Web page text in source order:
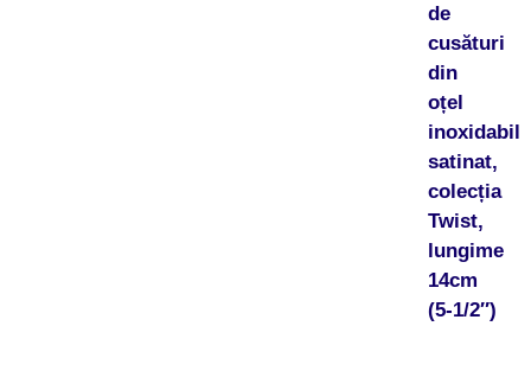
de
cusături
din
oțel
inoxidabil
satinat,
colecția
Twist,
lungime
14cm
(5-1/2″)